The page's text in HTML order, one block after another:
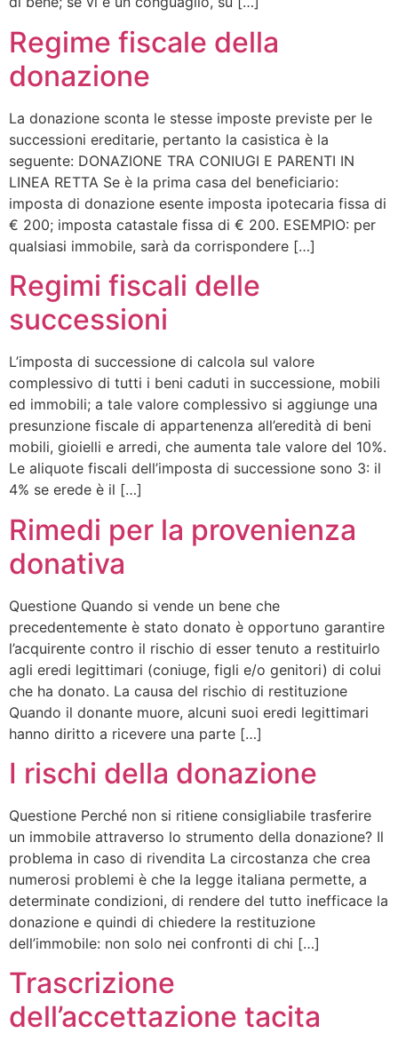
Regime fiscale della
donazione
La donazione sconta le stesse imposte previste per le
successioni ereditarie, pertanto la casistica è la
seguente: DONAZIONE TRA CONIUGI E PARENTI IN
LINEA RETTA Se è la prima casa del beneficiario:
imposta di donazione esente imposta ipotecaria fissa di
€ 200; imposta catastale fissa di € 200. ESEMPIO: per
qualsiasi immobile, sarà da corrispondere […]
Regimi fiscali delle
successioni
L’imposta di successione di calcola sul valore
complessivo di tutti i beni caduti in successione, mobili
ed immobili; a tale valore complessivo si aggiunge una
presunzione fiscale di appartenenza all’eredità di beni
mobili, gioielli e arredi, che aumenta tale valore del 10%.
Le aliquote fiscali dell’imposta di successione sono 3: il
4% se erede è il […]
Rimedi per la provenienza
donativa
Questione Quando si vende un bene che
precedentemente è stato donato è opportuno garantire
l’acquirente contro il rischio di esser tenuto a restituirlo
agli eredi legittimari (coniuge, figli e/o genitori) di colui
che ha donato. La causa del rischio di restituzione
Quando il donante muore, alcuni suoi eredi legittimari
hanno diritto a ricevere una parte […]
I rischi della donazione
Questione Perché non si ritiene consigliabile trasferire
un immobile attraverso lo strumento della donazione? Il
problema in caso di rivendita La circostanza che crea
numerosi problemi è che la legge italiana permette, a
determinate condizioni, di rendere del tutto inefficace la
donazione e quindi di chiedere la restituzione
dell’immobile: non solo nei confronti di chi […]
Trascrizione
dell’accettazione tacita